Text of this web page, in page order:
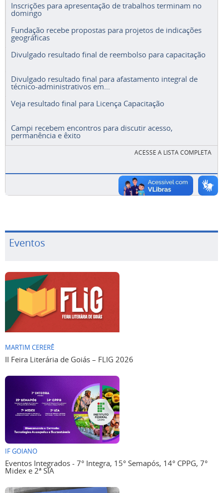
Inscrições para apresentação de trabalhos terminam no
domingo
Fundação recebe propostas para projetos de indicações
geográficas
Divulgado resultado final de reembolso para capacitação
Divulgado resultado final para afastamento integral de
técnico-administrativos em...
Veja resultado final para Licença Capacitação
Campi recebem encontros para discutir acesso,
permanência e êxito
ACESSE A LISTA COMPLETA
Eventos
MARTIM CERERÊ
II Feira Literária de Goiás – FLIG 2026
IF GOIANO
Eventos Integrados - 7° Integra, 15° Semapós, 14° CPPG, 7°
Midex e 2ª SIA